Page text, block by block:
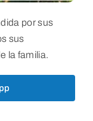
por sus
sus
la familia.